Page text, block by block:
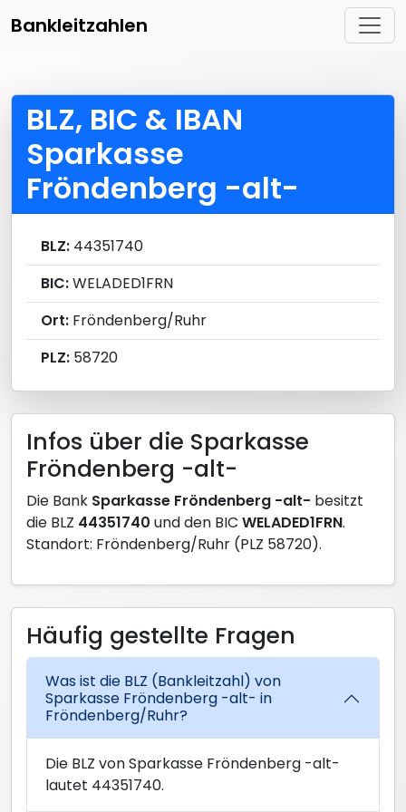
Bankleitzahlen
BLZ, BIC & IBAN
Sparkasse
Fröndenberg -alt-
BLZ: 44351740
BIC:WELADED1FRN
Ort: Fröndenberg/Ruhr
PLZ: 58720
Infos über die Sparkasse
Fröndenberg -alt-
Die Bank Sparkasse Fröndenberg -alt- besitzt
die BLZ 44351740 und den BIC WELADED1FRN.
Standort: Fröndenberg/Ruhr (PLZ 58720).
Häufig gestellte Fragen
Was ist die BLZ (Bankleitzahl) von
Sparkasse Fröndenberg -alt- in
Fröndenberg/Ruhr?
Die BLZ von Sparkasse Fröndenberg -alt-
lautet 44351740.